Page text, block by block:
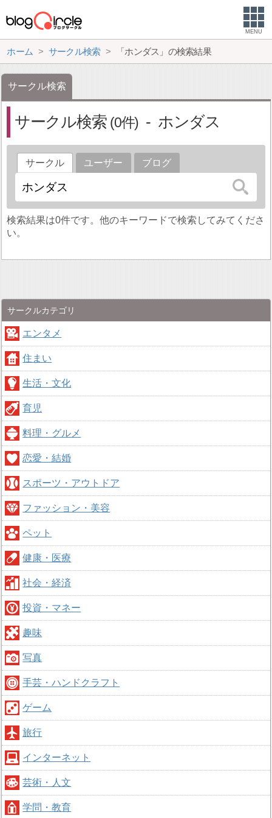
MENU
ホーム サークル検索 「ホンダス」の検索結果
サークル検索
サークル検索 0 ホンダス
サークル ユーザー ブログ
検索結果は0件です。他のキーワードで検索してみてくださ
い。
サークルカテゴリ
エンタメ
住まい
生活・文化
育児
料理・グルメ
恋愛・結婚
スポーツ・アウトドア
ファッション・美容
ペット
健康・医療
社会・経済
投資・マネー
趣味
写真
手芸・ハンドクラフト
ゲーム
旅行
インターネット
芸術・人文
学問・教育